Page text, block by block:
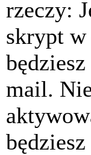
rzeczy:
skrypt w
mail.